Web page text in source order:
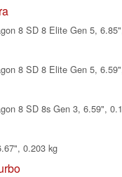
8 SD 8 Elite Gen 5,
8 SD 8 Elite Gen 5,
8 SD 8s Gen 3, 6.59",
0.203 kg